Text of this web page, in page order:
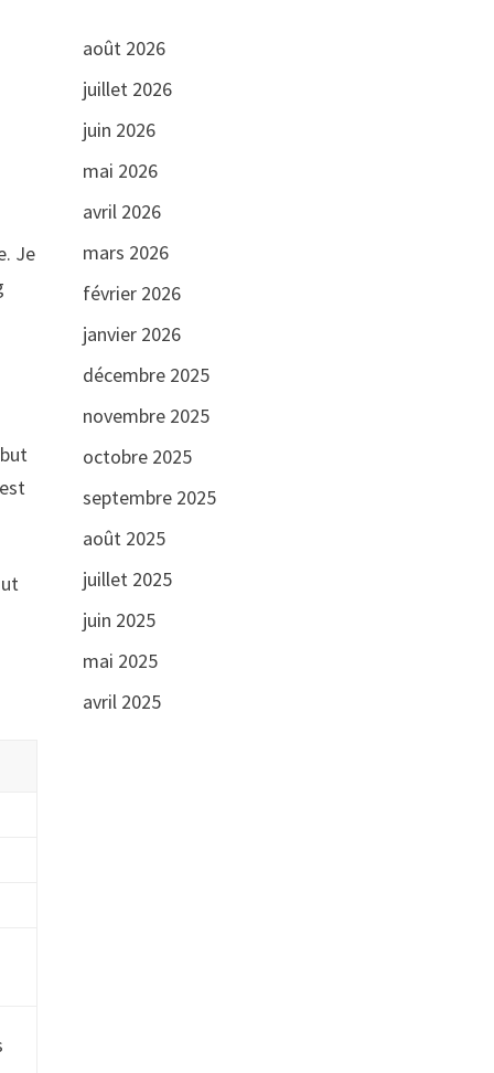
Je
août 2026
juillet 2026
juin 2026
mai 2026
avril 2026
mars 2026
février 2026
janvier 2026
décembre 2025
novembre 2025
octobre 2025
septembre 2025
août 2025
juillet 2025
juin 2025
mai 2025
avril 2025